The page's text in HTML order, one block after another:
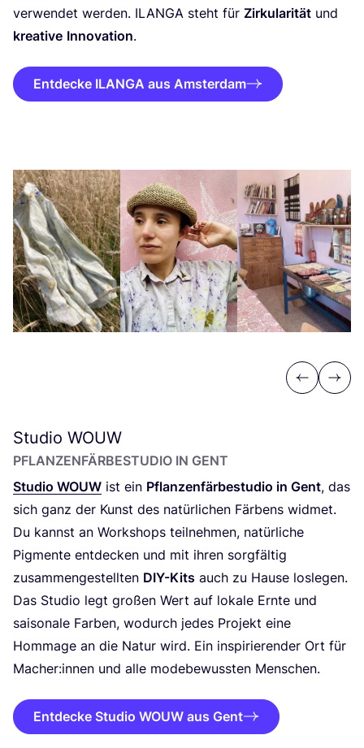
ver­wen­det wer­den. ILAN­GA steht für Zir­ku­la­ri­tät und
krea­ti­ve Inno­va­ti­on.
Entdecke ILANGA aus Amsterdam
Previous
Next
Studio WOUW
PFLAN­ZEN­FÄR­BE­STU­DIO IN GENT
Stu­dio WOUW ist ein Pflan­zen­fär­be­stu­dio in Gent, das
sich ganz der Kunst des natür­li­chen Fär­bens wid­met.
Du kannst an Work­shops teil­neh­men, natür­li­che
Pig­men­te ent­de­cken und mit ihren sorg­fäl­tig
zusam­men­ge­stell­ten DIY-Kits auch zu Hau­se los­le­gen.
Das Stu­dio legt gro­ßen Wert auf loka­le Ern­te und
sai­so­na­le Far­ben, wodurch jedes Pro­jekt eine
Hom­mage an die Natur wird. Ein inspi­rie­ren­der Ort für
Macher:innen und alle mode­be­wuss­ten Menschen.
Entdecke Studio WOUW aus Gent